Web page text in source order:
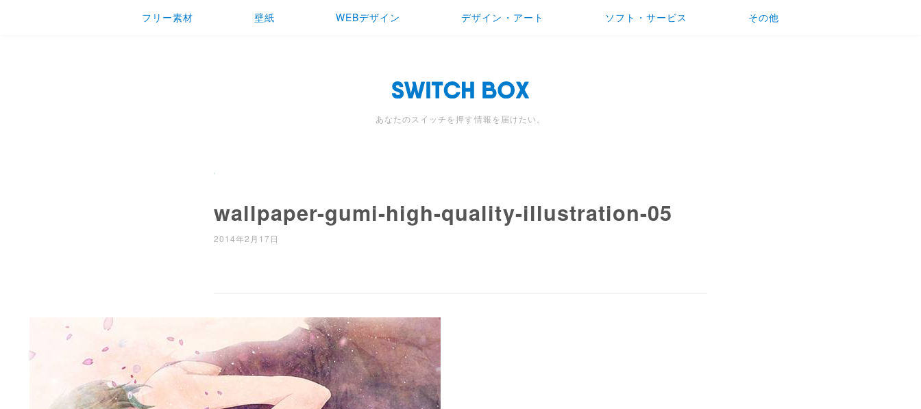
フリー素材 壁紙 WEBデザイン デザイン・アート ソフト・サービス その他
あなたのスイッチを押す情報を届けたい。
wallpaper-gumi-high-quality-illustration-05
2014年2月17日